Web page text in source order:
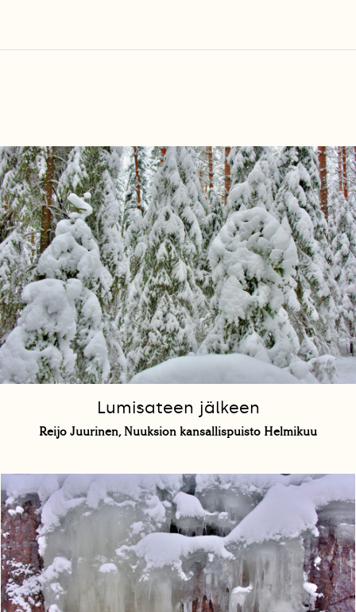
Lumisateen jälkeen
Reijo Juurinen, Nuuksion kansallispuisto Helmikuu